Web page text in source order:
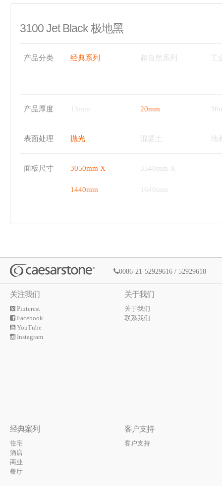
3100 Jet Black 极地黑
产品分类 经典系列 超自然系列
产品厚度 13mm 20mm
表面处理 抛光 混凝土 地
面板尺寸 3050mm X
1440mm
3340mm X
1640mm
0086-21-52929616 / 52929618
关注我们
Pinterest
Facebook
YouTube
Instagram
关于我们
关于我们
联系我们
经典案列
住宅
酒店
商业
餐厅
客户支持
客户支持